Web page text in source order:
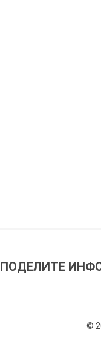
ПОДЕЛИТЕ
©